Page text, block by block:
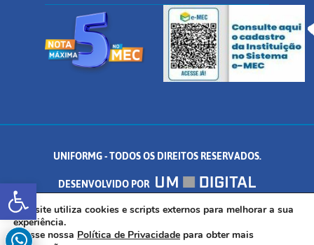
Abrir a barra de ferramentas
UNIFORMG - TODOS OS DIREITOS RESERVADOS.
DESENVOLVIDO POR
AV. DR. ARNALDO DE SENNA, 328 - PALMEIRAS, FORMIGA/MG - CEP:
35.574.530
Este site utiliza cookies e scripts externos para melhorar a sua
experiência.
Acesse nossa Política de Privacidade para obter mais